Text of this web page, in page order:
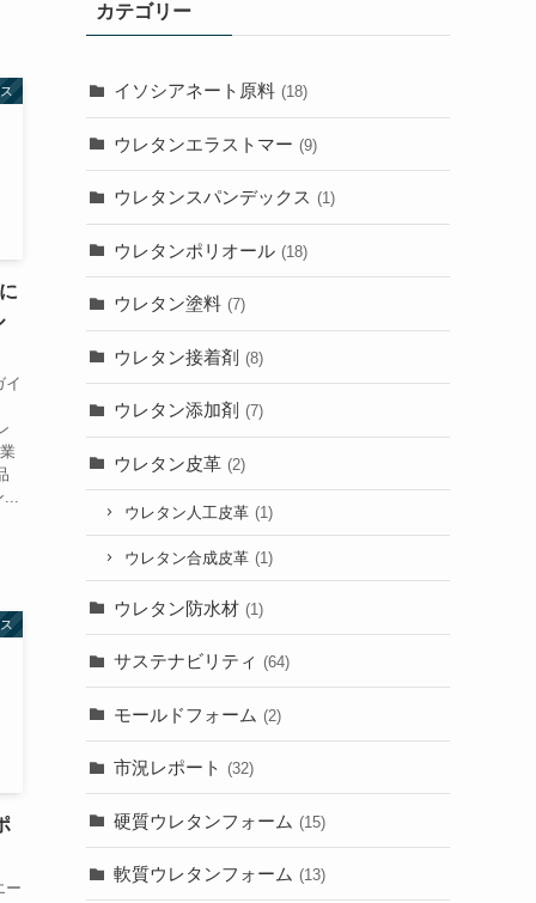
イ
ー
カテゴリー
イソシアネート原料 (18)
ウレタンエラストマー (9)
ウレタンスパンデックス (1)
ウレタンポリオール (18)
ウレタン塗料 (7)
ウレタン接着剤 (8)
ウレタン添加剤 (7)
ウレタン皮革 (2)
ウレタン人工皮革 (1)
ウレタン合成皮革 (1)
ウレタン防水材 (1)
サステナビリティ (64)
モールドフォーム (2)
市況レポート (32)
硬質ウレタンフォーム (15)
軟質ウレタンフォーム (13)